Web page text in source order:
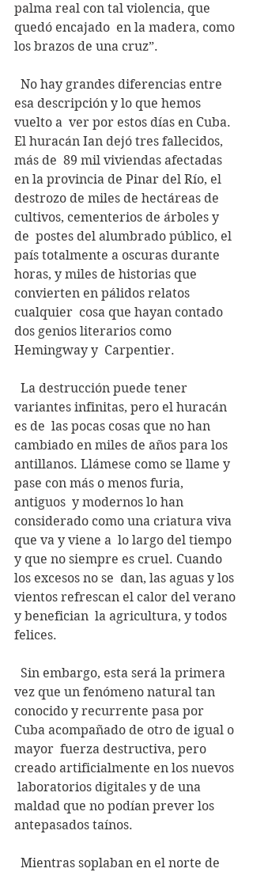
palma real con tal violencia, que
quedó encajado  en la madera, como
los brazos de una cruz”.
esa descripción y lo que hemos
vuelto a  ver por estos días en Cuba.
El huracán Ian dejó tres fallecidos,
más de  89 mil viviendas afectadas
en la provincia de Pinar del Río, el
destrozo de miles de hectáreas de
cultivos, cementerios de árboles y
de  postes del alumbrado público, el
país totalmente a oscuras durante
horas, y miles de historias que
convierten en pálidos relatos
cualquier  cosa que hayan contado
dos genios literarios como
Hemingway y  Carpentier.
variantes infinitas, pero el huracán
es de  las pocas cosas que no han
cambiado en miles de años para los
antillanos. Llámese como se llame y
pase con más o menos furia,
antiguos  y modernos lo han
considerado como una criatura viva
que va y viene a  lo largo del tiempo
y que no siempre es cruel. Cuando
los excesos no se  dan, las aguas y los
vientos refrescan el calor del verano
y benefician  la agricultura, y todos
felices.
vez que un fenómeno natural tan
conocido y recurrente pasa por
Cuba acompañado de otro de igual o
mayor  fuerza destructiva, pero
creado artificialmente en los nuevos
laboratorios digitales y de una
maldad que no podían prever los
antepasados taínos.